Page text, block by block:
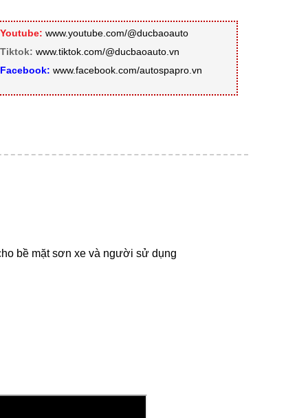
Youtube: www.youtube.com/@ducbaoauto
Tiktok: www.tiktok.com/@ducbaoauto.vn
Facebook: www.facebook.com/autospapro.vn
bề mặt sơn xe và người sử dụng